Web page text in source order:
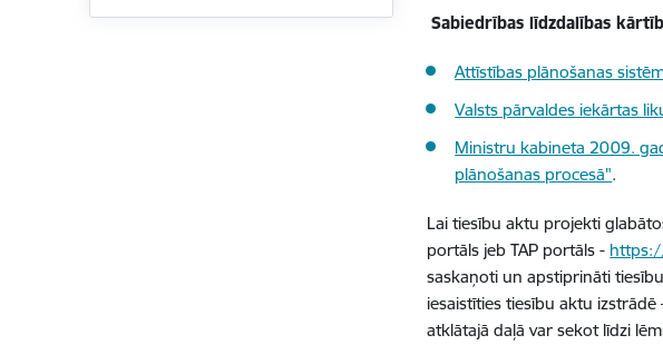
Sabiedrības līdzdalības
Attīstības plānošanas
Valsts pārvaldes iekārtas
Ministru kabineta 2009.
plānošanas procesā".
Lai tiesību aktu projekti
portāls jeb TAP portāls -
saskaņoti un apstiprināti
iesaistīties tiesību aktu
atklātajā daļā var sekot līdzi